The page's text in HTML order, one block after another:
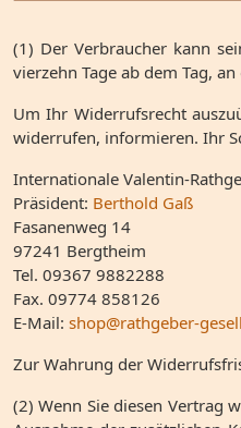
(1) Der Verbraucher kann
vierzehn Tage ab dem Tag,
Um Ihr Widerrufsrecht
widerrufen, informieren. Ihr
Internationale Valentin-
Präsident: Berthold Gaß
Fasanenweg 14
97241 Bergtheim
Tel. 09367 9882288
Fax. 09774 858126
E-Mail: shop@rathgeber-
Zur Wahrung der
(2) Wenn Sie diesen Vertrag